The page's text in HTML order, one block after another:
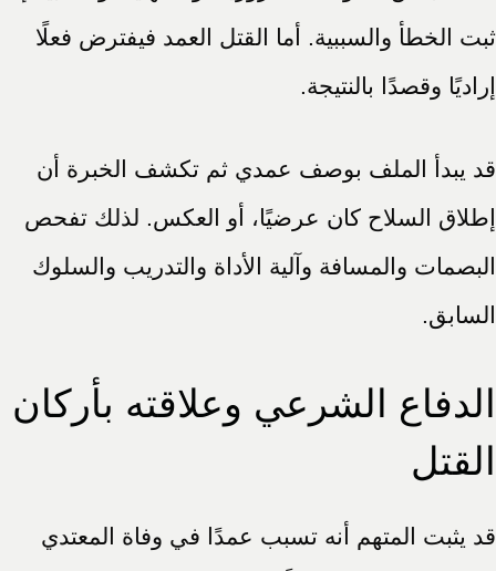
ثبت الخطأ والسببية. أما القتل العمد فيفترض فعلًا
إراديًا وقصدًا بالنتيجة.
قد يبدأ الملف بوصف عمدي ثم تكشف الخبرة أن
إطلاق السلاح كان عرضيًا، أو العكس. لذلك تفحص
البصمات والمسافة وآلية الأداة والتدريب والسلوك
السابق.
الدفاع الشرعي وعلاقته بأركان
القتل
قد يثبت المتهم أنه تسبب عمدًا في وفاة المعتدي